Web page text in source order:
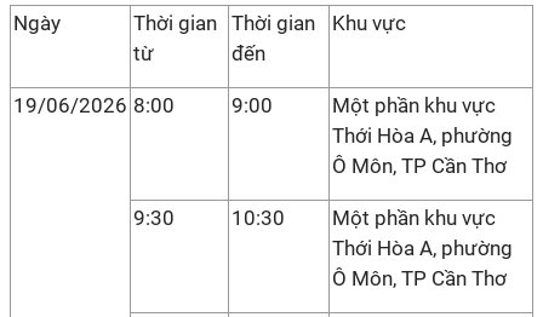
Ngày
Thời gian
từ
Thời gian
đến
Khu vực
19/06/2026 8:00 9:00
Một phần khu vực
Thới Hòa A, phường
Ô Môn, TP Cần Thơ
9:30 10:30
Một phần khu vực
Thới Hòa A, phường
Ô Môn, TP Cần Thơ